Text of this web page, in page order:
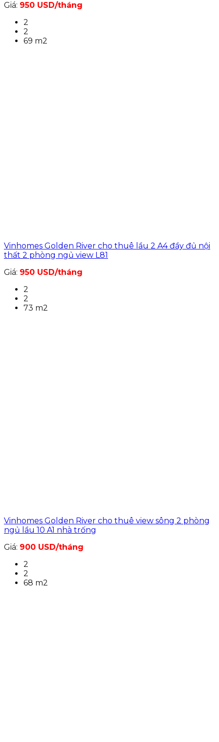
Giá: 950 USD/tháng
2
2
69 m2
Vinhomes Golden River cho thuê lầu 2 A4 đầy đủ nội
thất 2 phòng ngủ view L81
Giá: 950 USD/tháng
2
2
73 m2
Vinhomes Golden River cho thuê view sông 2 phòng
ngủ lầu 10 A1 nhà trống
Giá: 900 USD/tháng
2
2
68 m2